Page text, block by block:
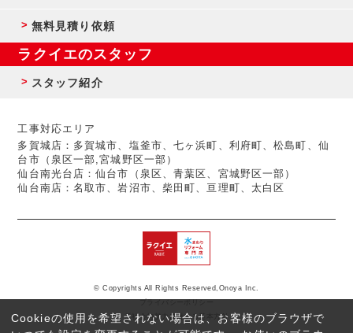
Cookieの使用を希望されない場合は、お客様のブラウザで
反社会的勢力に対する基本方針
© Copyrights All Rights Reserved,Onoya Inc.
無料見積り依頼
ラクイエのスタッフ
スタッフ紹介
工事対応エリア
多賀城店：多賀城市、塩釜市、七ヶ浜町、利府町、松島町、仙
台市（泉区一部,宮城野区一部）
仙台南光台店：仙台市（泉区、青葉区、宮城野区一部）
仙台南店：名取市、岩沼市、柴田町、亘理町、太白区